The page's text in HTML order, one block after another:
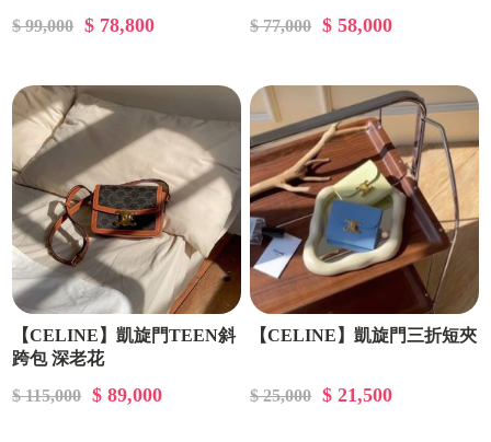
$ 99,000
$ 78,800
$ 77,000
$ 58,000
【CELINE】凱旋門TEEN斜
跨包 深老花
$ 115,000
$ 89,000
【CELINE】凱旋門三折短夾
$ 25,000 $ 21,500